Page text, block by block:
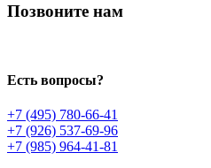
Позвоните нам
Есть вопросы?
+7 (495) 780-66-41
+7 (926) 537-69-96
+7 (985) 964-41-81